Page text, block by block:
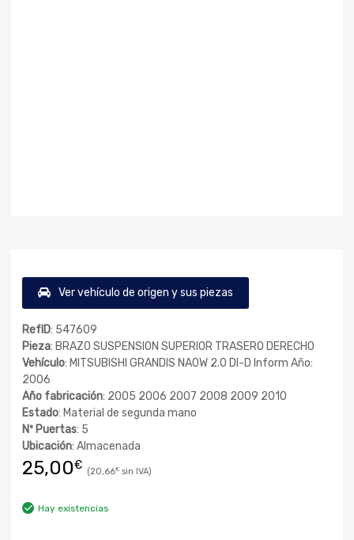
Ver vehículo de origen y sus piezas
RefID: 547609
Pieza: BRAZO SUSPENSION SUPERIOR TRASERO DERECHO
Vehículo: MITSUBISHI GRANDIS NA0W 2.0 DI-D Inform Año:
2006
Año fabricación: 2005 2006 2007 2008 2009 2010
Estado: Material de segunda mano
Nº Puertas: 5
Ubicación: Almacenada
25,00€ 20,66€
Hay existencias